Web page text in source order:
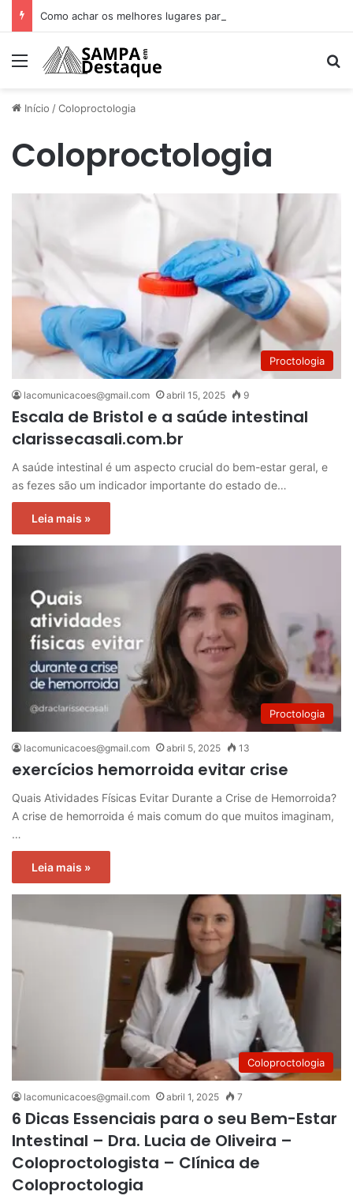
Menu
Início /Coloproctologia
Coloproctologia
Proctologia
lacomunicacoes@gmail.com abril 15, 2025 9
Escala de Bristol e a saúde intestinal
clarissecasali.com.br
A saúde intestinal é um aspecto crucial do bem-estar geral, e
as fezes são um indicador importante do estado de…
Leia mais »
Proctologia
lacomunicacoes@gmail.com abril 5, 2025 13
exercícios hemorroida evitar crise
Quais Atividades Físicas Evitar Durante a Crise de Hemorroida?
A crise de hemorroida é mais comum do que muitos imaginam,
…
Leia mais »
Coloproctologia
lacomunicacoes@gmail.com abril 1, 2025 7
6 Dicas Essenciais para o seu Bem-Estar
Intestinal – Dra. Lucia de Oliveira –
Coloproctologista – Clínica de
Coloproctologia